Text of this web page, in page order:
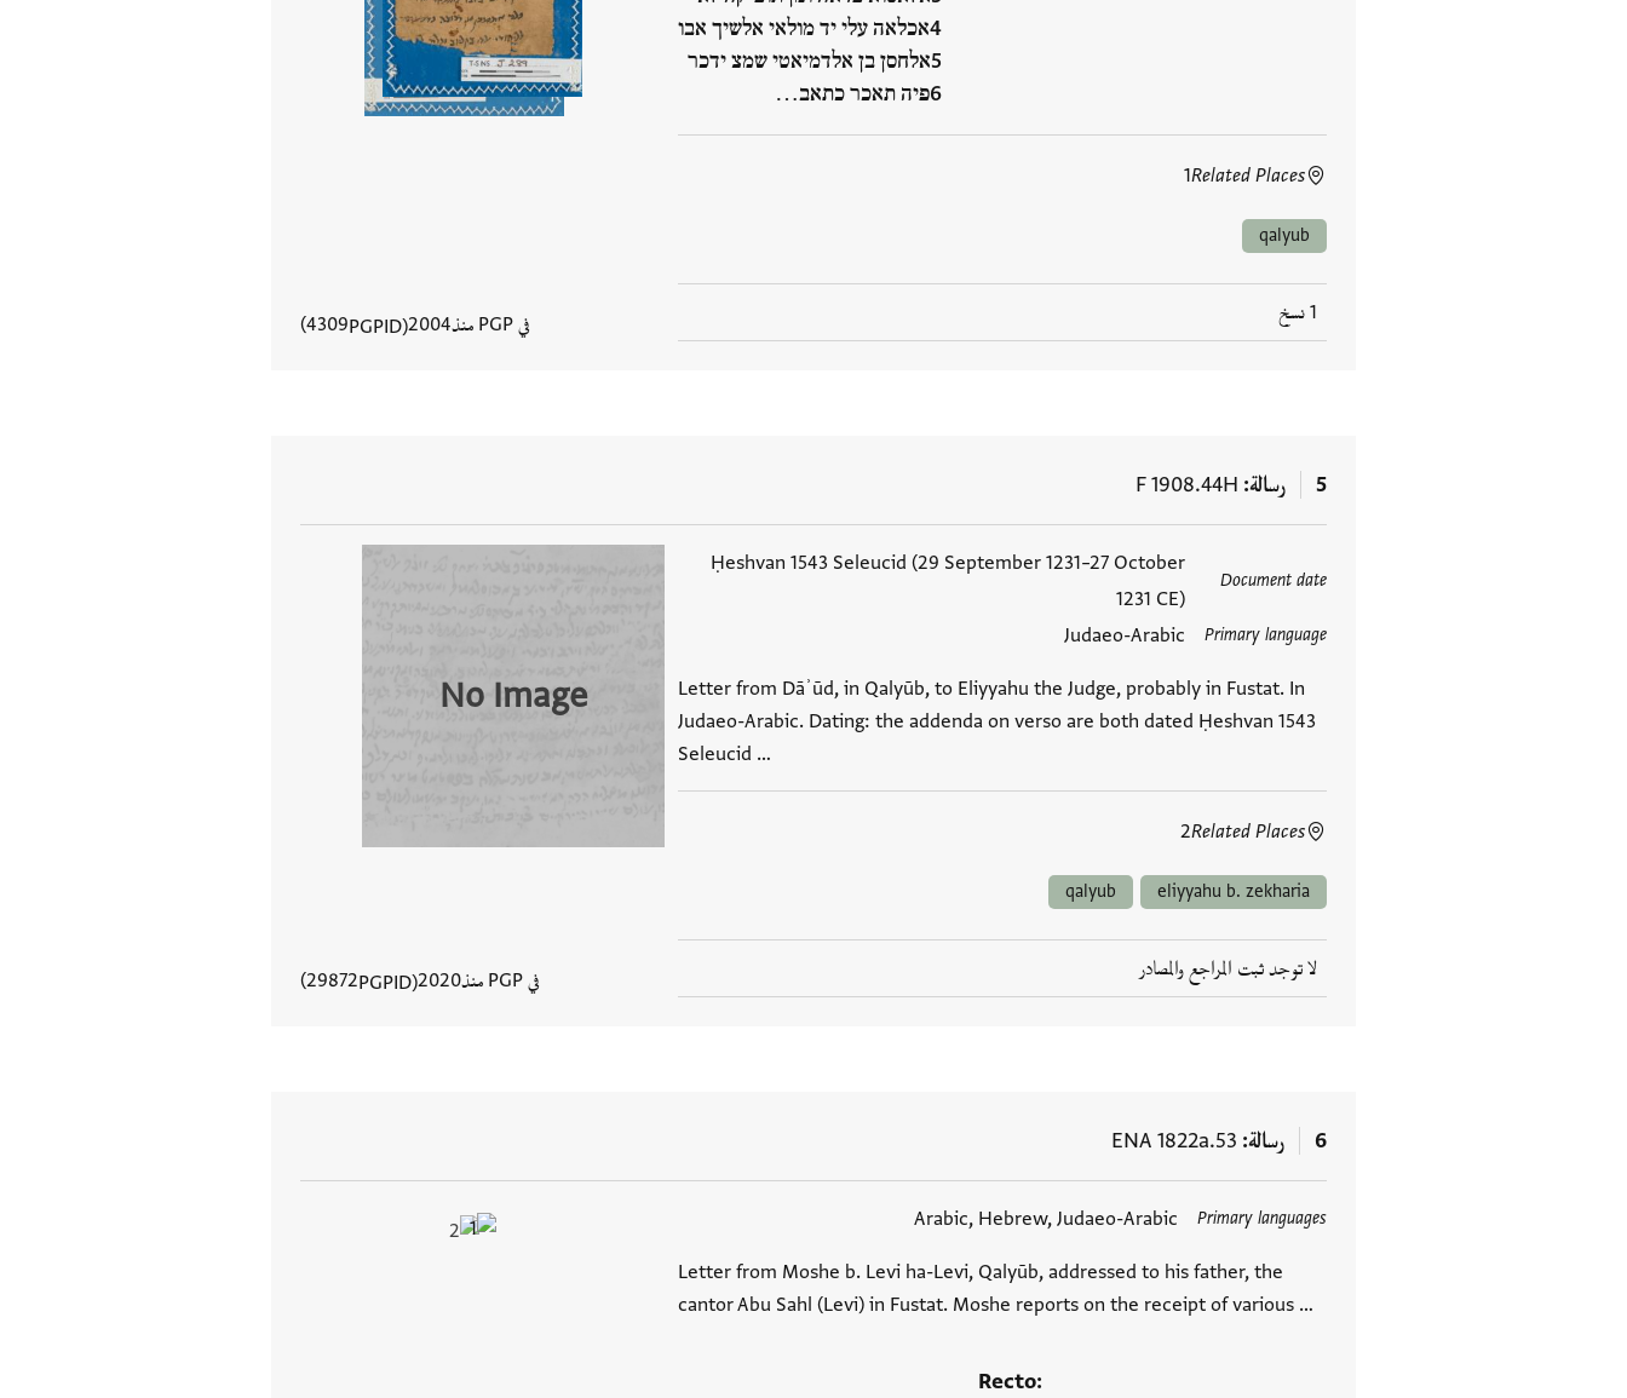
אכלאה עלי יד מולאי אלשיך אבו
אלחסן בן אלדמיאטי שמצ ידכר
פיה תאכר כתאב…
Related Places
1
qalyub
1 نسخ في PGP منذ 2004
PGPID
4309
5 رسالة F 1908.44H
Document date
Ḥeshvan 1543 Seleucid (29 September 1231–27 October
1231 CE)
Primary language
Judaeo-Arabic
Letter from Dāʾūd, in Qalyūb, to Eliyyahu the Judge, probably in Fustat. In
Judaeo-Arabic. Dating: the addenda on verso are both dated Ḥeshvan 1543
Seleucid …
Related Places
2
العلامات
eliyyahu b. zekharia
qalyub
لا توجد ثبت المراجع والمصادر
No Image
في PGP منذ 2020
PGPID
29872
6 رسالة ENA 1822a.53
Primary languages
Arabic, Hebrew, Judaeo-Arabic
Letter from Moshe b. Levi ha-Levi, Qalyūb, addressed to his father, the
cantor Abu Sahl (Levi) in Fustat. Moshe reports on the receipt of various …
Recto:
العلامات